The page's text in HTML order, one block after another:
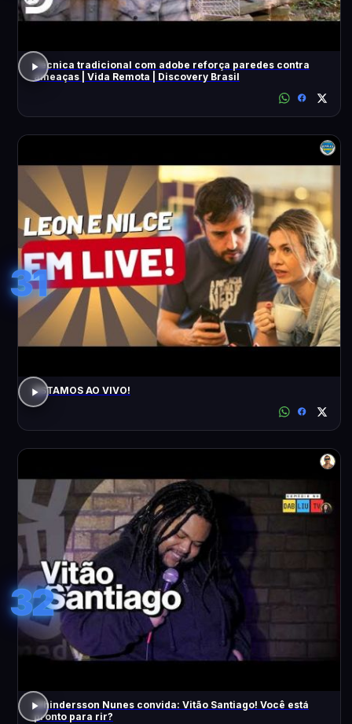
Técnica tradicional com adobe reforça paredes contra
ameaças | Vida Remota | Discovery Brasil
31
ESTAMOS AO VIVO!
32
Whindersson Nunes convida: Vitão Santiago! Você está
pronto para rir?